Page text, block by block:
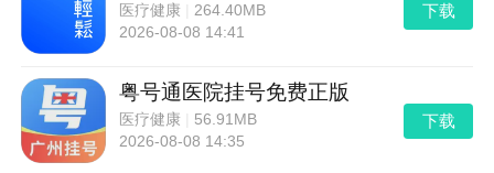
医疗健康
264.40MB
2026-08-08 14:41
下载
粤号通医院挂号免费正版
医疗健康
56.91MB
2026-08-08 14:35
下载